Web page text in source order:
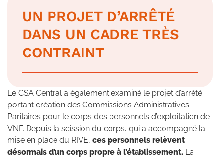
UN PROJET D’ARRÊTÉ
DANS UN CADRE TRÈS
CONTRAINT
Le CSA Central a également examiné le projet d’arrêté
portant création des Commissions Administratives
Paritaires pour le corps des personnels d’exploitation de
VNF. Depuis la scission du corps, qui a accompagné la
mise en place du RIVE, ces personnels relèvent
désormais d’un corps propre à l’établissement. La